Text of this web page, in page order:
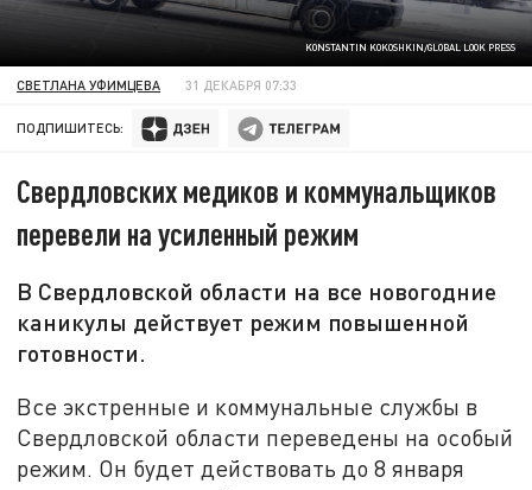
KONSTANTIN KOKOSHKIN/GLOBAL LOOK PRESS
СВЕТЛАНА УФИМЦЕВА 31 ДЕКАБРЯ 07:33
ПОДПИШИТЕСЬ:
Свердловских медиков и коммунальщиков
перевели на усиленный режим
В Свердловской области на все новогодние
каникулы действует режим повышенной
готовности.
Все экстренные и коммунальные службы в
Свердловской области переведены на особый
режим. Он будет действовать до 8 января